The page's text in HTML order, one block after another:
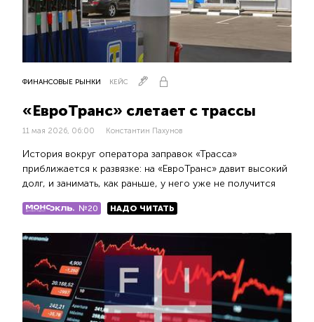
ФИНАНСОВЫЕ РЫНКИ КЕЙС
«ЕвроТранс» слетает с трассы
11 мая 2026, 06:00 Константин Пахунов
История вокруг оператора заправок «Трасса»
приближается к развязке: на «ЕвроТранс» давит высокий
долг, и занимать, как раньше, у него уже не получится
№20 НАДО ЧИТАТЬ